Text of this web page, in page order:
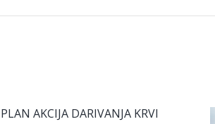
PLAN AKCIJA DARIVANJA KRVI